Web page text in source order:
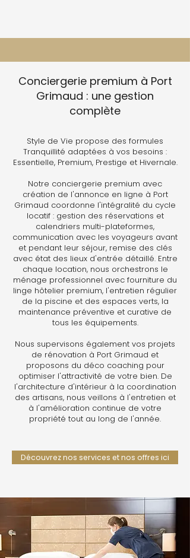
Conciergerie premium à Port
Grimaud : une gestion
complète
Style de Vie propose des formules
Tranquillité adaptées à vos besoins :
Essentielle, Premium, Prestige et Hivernale.
Notre conciergerie premium avec
création de l'annonce en ligne à Port
Grimaud coordonne l'intégralité du cycle
locatif : gestion des réservations et
calendriers multi-plateformes,
communication avec les voyageurs avant
et pendant leur séjour, remise des clés
avec état des lieux d'entrée détaillé. Entre
chaque location, nous orchestrons le
ménage professionnel avec fourniture du
linge hôtelier premium, l'entretien régulier
de la piscine et des espaces verts, la
maintenance préventive et curative de
tous les équipements.
Nous supervisons également vos projets
de rénovation à Port Grimaud et
proposons du déco coaching pour
optimiser l'attractivité de votre bien. De
l'architecture d'intérieur à la coordination
des artisans, nous veillons à l'entretien et
à l'amélioration continue de votre
propriété tout au long de l'année.
Découvrez nos services et nos offres ici